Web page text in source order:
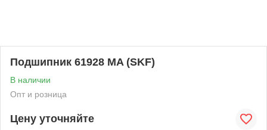
Подшипник 61928 MA (SKF)
В наличии
Опт и розница
Цену уточняйте